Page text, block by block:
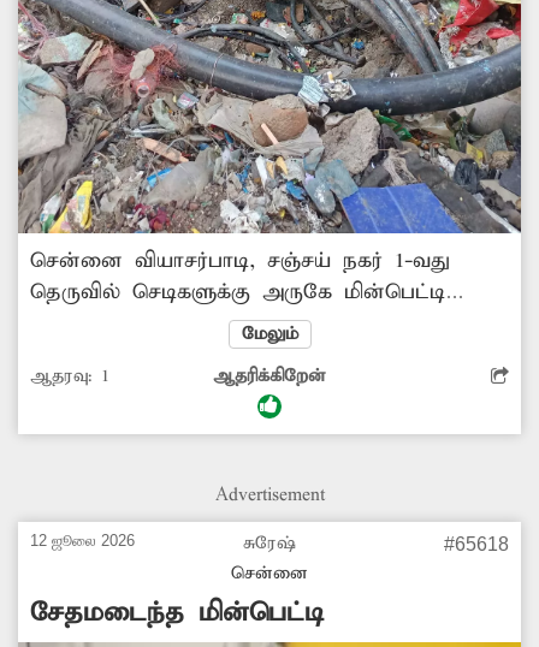
சென்னை வியாசர்பாடி, சஞ்சய் நகர் 1-வது
தெருவில் செடிகளுக்கு அருகே மின்பெட்டி
ஒன்று உள்ளது. இந்த மின்பெட்டியின் வயர்கள்,
ஆபத்தான நிலையில் வெளியில் இருக்கிறது.
இதனால் அந்த பகுதியில் வசிக்கும் மக்களுக்கு,
ஆபத்து ஏற்பட வாய்ப்பு உள்ளது. ஏதேனும்
சம்பந்தப்பட்ட துறை அதிகாரிகள் நடவடிக்கை
மேலும்
ஆதரவு: 1 ஆதரிக்கிறேன்
Advertisement
12 ஜூலை 2026
சுரேஷ்
சென்னை
#65618
சேதமடைந்த மின்பெட்டி